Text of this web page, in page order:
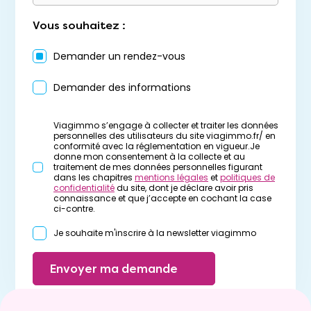
Vous souhaitez :
Demander un rendez-vous
Demander des informations
Viagimmo s’engage à collecter et traiter les données
personnelles des utilisateurs du site viagimmo.fr/ en
conformité avec la réglementation en vigueur.Je
donne mon consentement à la collecte et au
traitement de mes données personnelles figurant
dans les chapitres mentions légales etpolitiques de
confidentialitédu site, dont je déclare avoir pris
connaissance et que j’accepte en cochant la case
ci-contre.
Je souhaite m'inscrire à la newsletter viagimmo
Envoyer ma demande